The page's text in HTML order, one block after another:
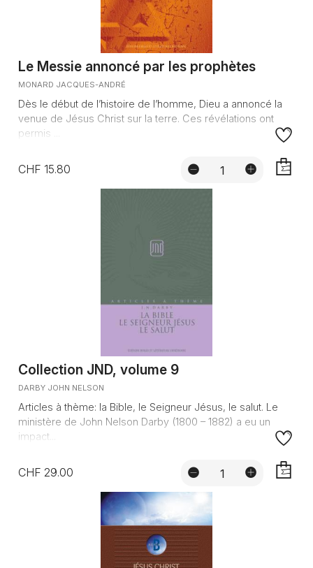
Le Messie annoncé par les prophètes
MONARD JACQUES-ANDRÉ
Dès le début de l’histoire de l’homme, Dieu a annoncé la
venue de Jésus Christ sur la terre. Ces révélations ont
permis ...
CHF 15.80
Collection JND, volume 9
DARBY JOHN NELSON
Articles à thème: la Bible, le Seigneur Jésus, le salut. Le
ministère de John Nelson Darby (1800 – 1882) a eu un
impact...
CHF 29.00